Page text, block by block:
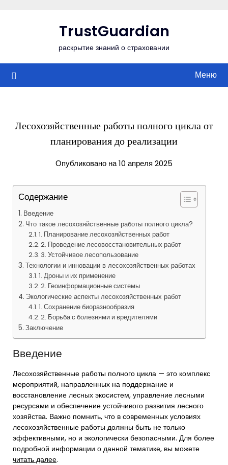
TrustGuardian
раскрытие знаний о страховании
Меню
Лесохозяйственные работы полного цикла от
планирования до реализации
Опубликовано на 10 апреля 2025
Содержание
Введение
Что такое лесохозяйственные работы полного цикла?
1. Планирование лесохозяйственных работ
2. Проведение лесовосстановительных работ
3. Устойчивое лесопользование
Технологии и инновации в лесохозяйственных работах
1. Дроны и их применение
2. Геоинформационные системы
Экологические аспекты лесохозяйственных работ
1. Сохранение биоразнообразия
2. Борьба с болезнями и вредителями
Заключение
Введение
Лесохозяйственные работы полного цикла — это комплекс
мероприятий, направленных на поддержание и
восстановление лесных экосистем, управление лесными
ресурсами и обеспечение устойчивого развития лесного
хозяйства. Важно помнить, что в современных условиях
лесохозяйственные работы должны быть не только
эффективными, но и экологически безопасными. Для более
подробной информации о данной тематике, вы можете
читать далее.